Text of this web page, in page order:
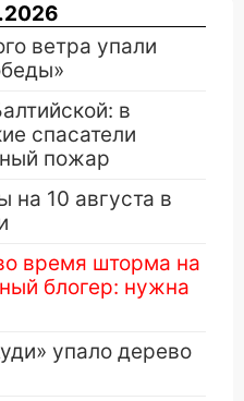
ветра упали
в
спасатели
пожар
на 10 августа в
время шторма на
блогер: нужна
упало дерево